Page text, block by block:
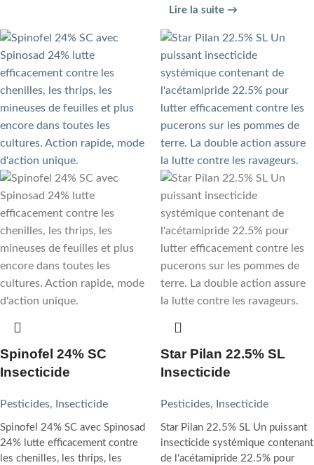
Lire la suite →
Spinofel 24% SC
Insecticide
Pesticides, Insecticide
Spinofel 24% SC avec Spinosad
24% lutte efficacement contre
les chenilles, les thrips, les
Star Pilan 22.5% SL
Insecticide
Pesticides, Insecticide
Star Pilan 22.5% SL Un puissant
insecticide systémique contenant
de l'acétamipride 22.5% pour